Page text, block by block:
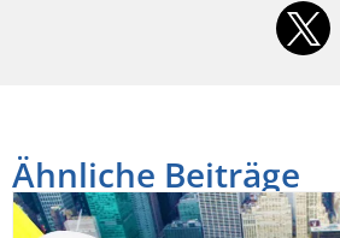
Ähnliche Beiträge